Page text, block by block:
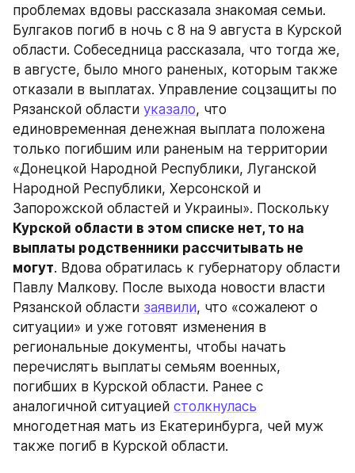
проблемах вдовы рассказала знакомая семьи.
Булгаков погиб в ночь с 8 на 9 августа в Курской
области. Собеседница рассказала, что тогда же,
в августе, было много раненых, которым также
отказали в выплатах. Управление соцзащиты по
Рязанской области указало, что
единовременная денежная выплата положена
только погибшим или раненым на территории
«Донецкой Народной Республики, Луганской
Народной Республики, Херсонской и
Курской области в этом списке нет, то на
выплаты родственники рассчитывать не
могут. Вдова обратилась к губернатору области
Павлу Малкову. После выхода новости власти
Рязанской области заявили, что «сожалеют о
ситуации» и уже готовят изменения в
региональные документы, чтобы начать
перечислять выплаты семьям военных,
погибших в Курской области. Ранее с
аналогичной ситуацией столкнулась
многодетная мать из Екатеринбурга, чей муж
также погиб в Курской области.